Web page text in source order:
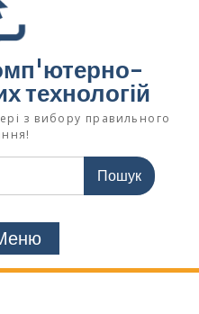
технологій
з вибору правильного